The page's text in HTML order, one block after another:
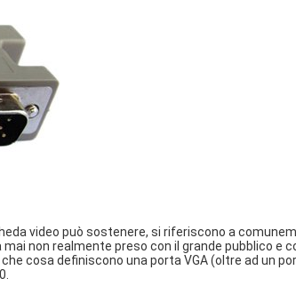
video può sostenere, si riferiscono a
non realmente preso con il grande pubblico e
cosa definiscono una porta VGA (oltre ad un